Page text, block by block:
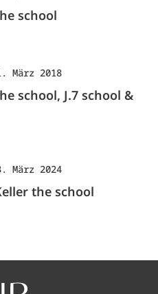
school
März 2018
school, J.7 school &
März 2024
the school